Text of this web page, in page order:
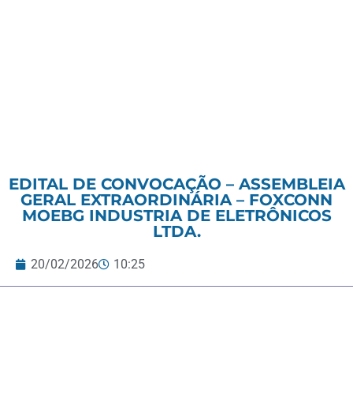
EDITAL DE CONVOCAÇÃO – ASSEMBLEIA
GERAL EXTRAORDINÁRIA – FOXCONN
MOEBG INDUSTRIA DE ELETRÔNICOS
LTDA.
20/02/2026 10:25